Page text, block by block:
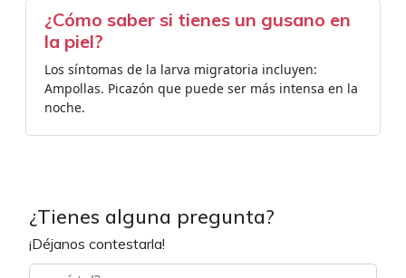
¿Cómo saber si tienes un gusano en
la piel?
Los síntomas de la larva migratoria incluyen:
Ampollas. Picazón que puede ser más intensa en la
noche.
¿Tienes alguna pregunta?
¡Déjanos contestarla!